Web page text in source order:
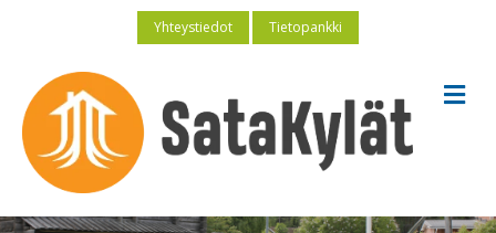
Yhteystiedot Tietopankki
V
a
o